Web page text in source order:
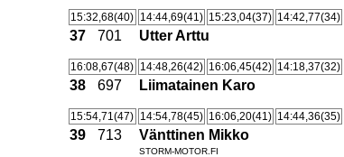
15:32,68(40) 14:44,69(41) 15:23,04(37) 14:42,77(34)
37 701 Utter Arttu
16:08,67(48) 14:48,26(42) 16:06,45(42) 14:18,37(32)
38 697 Liimatainen Karo
15:54,71(47) 14:54,78(45) 16:06,20(41) 14:44,36(35)
39 713 Vänttinen Mikko
STORM-MOTOR.FI